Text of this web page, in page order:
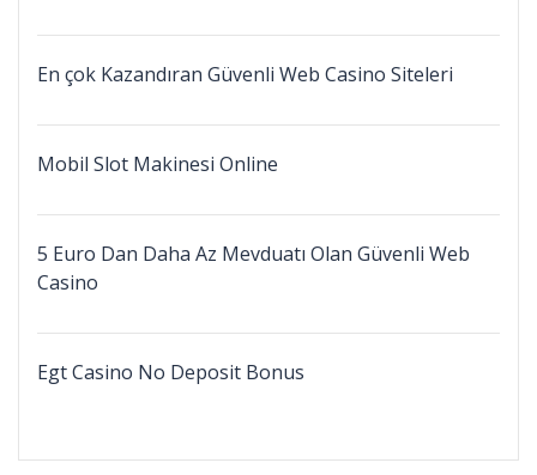
En çok Kazandıran Güvenli Web Casino Siteleri
Mobil Slot Makinesi Online
5 Euro Dan Daha Az Mevduatı Olan Güvenli Web
Casino
Egt Casino No Deposit Bonus